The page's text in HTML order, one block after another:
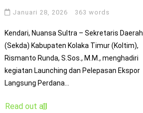
Januari 28, 2026 363 words
Kendari, Nuansa Sultra – Sekretaris Daerah
(Sekda) Kabupaten Kolaka Timur (Koltim),
Rismanto Runda, S.Sos., M.M., menghadiri
kegiatan Launching dan Pelepasan Ekspor
Langsung Perdana...
Read out all